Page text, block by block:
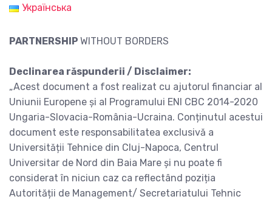
Українська
PARTNERSHIP WITHOUT BORDERS
Declinarea răspunderii / Disclaimer:
„Acest document a fost realizat cu ajutorul financiar al
Uniunii Europene și al Programului ENI CBC 2014-2020
Ungaria-Slovacia-România-Ucraina. Conținutul acestui
document este responsabilitatea exclusivă a
Universității Tehnice din Cluj-Napoca, Centrul
Universitar de Nord din Baia Mare și nu poate fi
considerat în niciun caz ca reflectând poziția
Autorității de Management/ Secretariatului Tehnic